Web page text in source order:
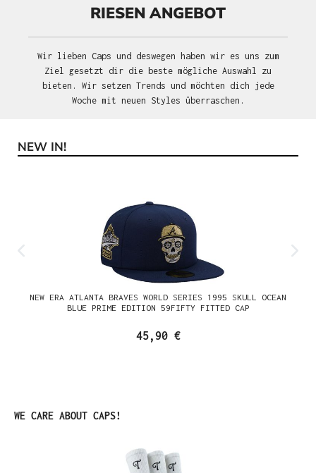
RIESEN ANGEBOT
Wir lieben Caps und deswegen haben wir es uns zum
Ziel gesetzt dir die beste mögliche Auswahl zu
bieten. Wir setzen Trends und möchten dich jede
Woche mit neuen Styles überraschen.
Produktgalerie überspringen
NEW IN!
NEW ERA ATLANTA BRAVES WORLD SERIES 1995 SKULL OCEAN
BLUE PRIME EDITION 59FIFTY FITTED CAP
45,90 €
Produktgalerie überspringen
WE CARE ABOUT CAPS!